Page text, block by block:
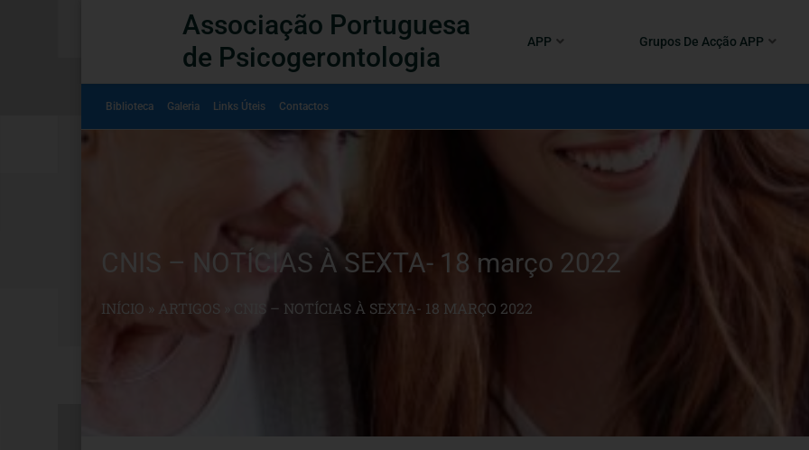
Associação Portuguesa
de Psicogerontologia
APP Grupos De Acção APP
Biblioteca Galeria Links Úteis Contactos
CNIS – NOTÍCIAS À SEXTA- 18 março 2022
INÍCIO » ARTIGOS CNIS – NOTÍCIAS À SEXTA- 18 MARÇO 2022